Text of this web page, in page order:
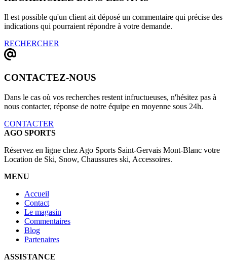
Il est possible qu'un client ait déposé un commentaire qui précise des
indications qui pourraient répondre à votre demande.
RECHERCHER
CONTACTEZ-NOUS
Dans le cas où vos recherches restent infructueuses, n'hésitez pas à
nous contacter, réponse de notre équipe en moyenne sous 24h.
CONTACTER
AGO SPORTS
Réservez en ligne chez Ago Sports Saint-Gervais Mont-Blanc votre
Location de Ski, Snow, Chaussures ski, Accessoires.
MENU
Accueil
Contact
Le magasin
Commentaires
Blog
Partenaires
ASSISTANCE